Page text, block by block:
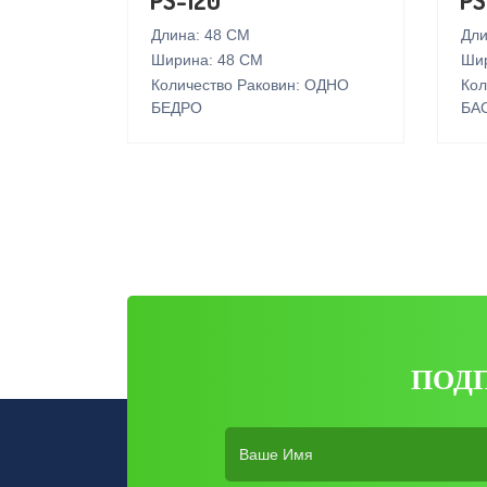
Длина: 48 СМ
Ширина: 48 СМ
Количество Раковин: ОДНО
БЕДРО